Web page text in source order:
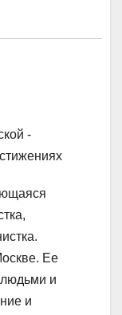
Ее
и
и